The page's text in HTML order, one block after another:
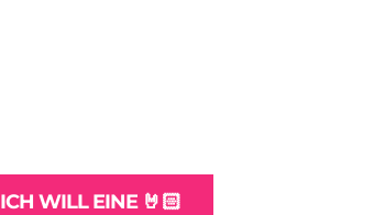
ICH WILL EINE 🤘🏻